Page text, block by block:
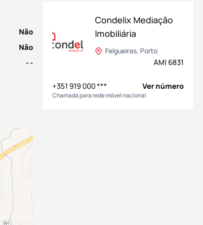
Não
Não
- -
Condelix Mediação
Imobiliária
Felgueiras, Porto
AMI 6831
+351 919 000 *** Ver número
Chamada para rede móvel nacional